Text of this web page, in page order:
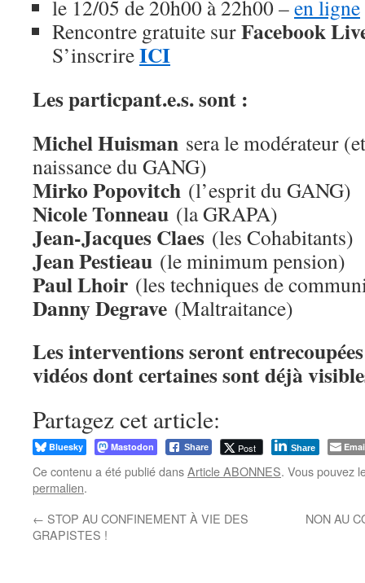
le 12/05 de 20h00 à 22h00 –en ligne
Rencontre gratuite surFacebook
S’inscrireICI
Les particpant.e.s. sont :
Michel Huisman sera le modérateur
naissance du GANG)
Mirko Popovitch (l’esprit du GANG)
Nicole Tonneau (la GRAPA)
Jean-Jacques Claes (les Cohabitants)
Jean Pestieau (le minimum pension)
Paul Lhoir (les techniques de
Danny Degrave (Maltraitance)
Les interventions seront
vidéos dont certaines sont déjà
Partagez cet article:
Bluesky Mastodon Share Post Share
Ce contenu a été publié dansArticle ABONNES. Vous pouvez
permalien.
← STOP AU CONFINEMENT À VIE DES
GRAPISTES !
NON AU